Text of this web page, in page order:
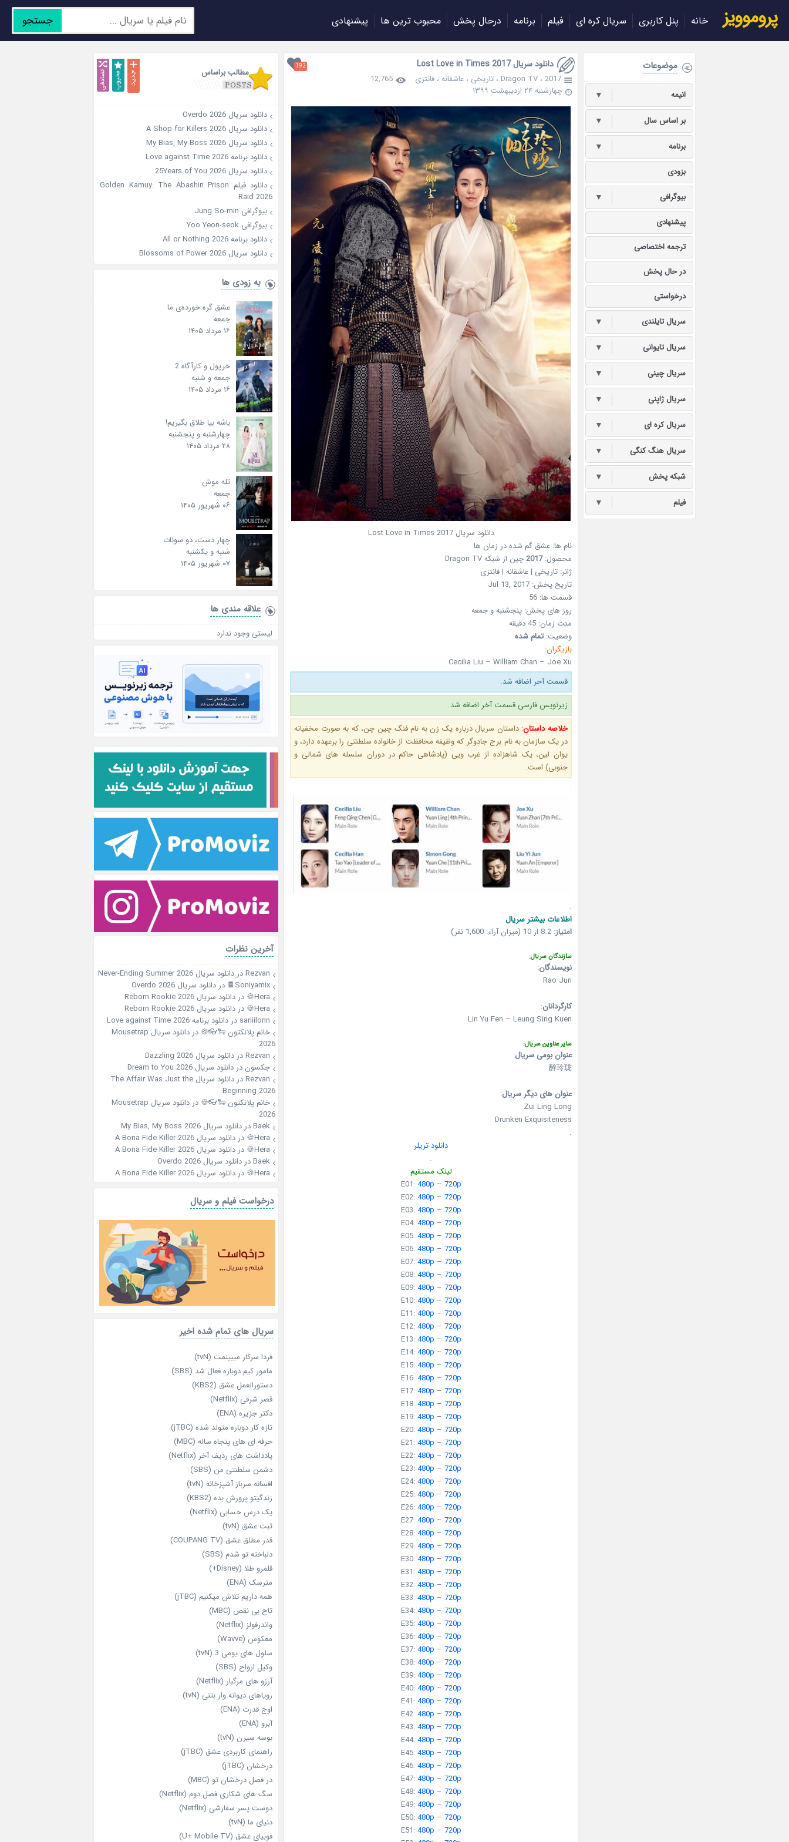
پروموویز خانه پنل کاربری سریال کره ای فیلم برنامه درحال پخش محبوب ترین ها پیشنهادی جستجو
دانلود سریال Lost Love in Times 2017 192
2017 ، Dragon TV ، تاریخی ، عاشقانه ، فانتزی
12,765
چهارشنبه ۲۴ اردیبهشت ۱۳۹۹
دانلود سریال Lost Love in Times 2017
نام ها: عشق گم شده در زمان ها
محصول:2017چین از شبکهDragon TV
ژانر: تاریخی | عاشقانه | فانتزی
تاریخ پخش: Jul 13, 2017
قسمت ها: 56
روز های پخش: پنجشنبه و جمعه
مدت زمان: 45 دقیقه
وضعیت:تمام شده
بازیگران:
Cecilia Liu – William Chan – Joe Xu
قسمت آحر اضافه شد.
زیرنویس فارسی قسمت آخر اضافه شد.
خلاصه داستان:داستان سریال درباره یک زن به نام فنگ چین چن، که به صورت مخفیانه
در یک سازمان به نام برج جادوگر که وظیفه محافظت از خانواده سلطنتی را برعهده دارد، و
یوان لین، یک شاهزاده از غرب ویی (پادشاهی حاکم در دوران سلسله های شمالی و
جنوبی) است.
.
.
اطلاعات بیشتر سریال
امتیاز: 8.2 از 10 (میزان آراء: 1,600 نفر)
سازندگان سریال:
نویسندگان:
Rao Jun
کارگردانان:
Lin Yu Fen – Leung Sing Kuen
سایر عناوین سریال:
عنوان بومی سریال:
醉玲珑
عنوان های دیگر سریال:
Zui Ling Long
Drunken Exquisiteness
.
دانلود تریلر
.
لینک مستقیم
E01:480p – 720p
E02:480p – 720p
E03:480p – 720p
E04:480p – 720p
E05:480p – 720p
E06:480p – 720p
E07:480p – 720p
E08:480p – 720p
E09:480p – 720p
E10:480p – 720p
E11:480p – 720p
E12:480p – 720p
E13:480p – 720p
E14:480p – 720p
E15:480p – 720p
E16:480p – 720p
E17:480p – 720p
E18:480p – 720p
E19:480p – 720p
E20:480p – 720p
E21:480p – 720p
E22:480p – 720p
E23:480p – 720p
E24:480p – 720p
E25:480p – 720p
E26:480p – 720p
E27:480p – 720p
E28:480p – 720p
E29:480p – 720p
E30:480p – 720p
E31:480p – 720p
E32:480p – 720p
E33:480p – 720p
E34:480p – 720p
E35:480p – 720p
E36:480p – 720p
E37:480p – 720p
E38:480p – 720p
E39:480p – 720p
E40:480p – 720p
E41:480p – 720p
E42:480p – 720p
E43:480p – 720p
E44:480p – 720p
E45:480p – 720p
E46:480p – 720p
E47:480p – 720p
E48:480p – 720p
E49:480p – 720p
E50:480p – 720p
E51:480p – 720p
موضوعات
انیمه ▼
بر اساس سال ▼
برنامه ▼
بزودی
بیوگرافی ▼
پیشنهادی
ترجمه اختصاصی
در حال پخش
درخواستی
سریال تایلندی ▼
سریال تایوانی ▼
سریال چینی ▼
سریال ژاپنی ▼
سریال کره ای ▼
سریال هنگ کنگی ▼
شبکه پخش ▼
فیلم ▼
مطالب براساس
دانلود سریال Overdo 2026
دانلود سریال A Shop for Killers 2026
دانلود سریال My Bias, My Boss 2026
دانلود برنامه Love against Time 2026
دانلود سریال 25Years of You 2026
دانلود فیلم Golden Kamuy: The Abashiri Prison
Raid 2026
بیوگرافی Jung So-min
بیوگرافی Yoo Yeon-seok
دانلود برنامه All or Nothing 2026
دانلود سریال Blossoms of Power 2026
به زودی ها
عشق گره خورده‌ی ما
جمعه
۱۶ مرداد ۱۴۰۵
خرپول و کارآگاه 2
جمعه و شنبه
۱۶ مرداد ۱۴۰۵
باشه بیا طلاق بگیریم!
چهارشنبه و پنجشنبه
۲۸ مرداد ۱۴۰۵
تله موش
جمعه
۰۶ شهریور ۱۴۰۵
چهار دست، دو سونات
شنبه و یکشنبه
۰۷ شهریور ۱۴۰۵
علاقه‌ مندی ها
لیستی وجود ندارد
آخرین نظرات
Rezvanدردانلود سریال Never-Ending Summer 2026
Soniyamix🍫
دردانلود سریال Overdo 2026
Hera🍪
دردانلود سریال Reborn Rookie 2026
Hera🍪
دردانلود سریال Reborn Rookie 2026
sariiilonn دردانلود برنامه Love against Time 2026
خانم پلانکتون 🐑👓🍪 در
دانلود سریال Mousetrap
2026
Rezvanدردانلود سریال Dazzling 2026
جکسون دردانلود سریال Dream to You 2026
Rezvanدر
دانلود سریال The Affair Was Just the
Beginning 2026
خانم پلانکتون 🐑👓🍪 در
دانلود سریال Mousetrap
2026
Baekدردانلود سریال My Bias, My Boss 2026
Hera🍪
دردانلود سریال A Bona Fide Killer 2026
Hera🍪
دردانلود سریال A Bona Fide Killer 2026
Baekدردانلود سریال Overdo 2026
Hera🍪
دردانلود سریال A Bona Fide Killer 2026
درخواست فیلم و سریال
سریال های تمام شده اخیر
فردا سرکار میبینمت (tvN)
مامور کیم دوباره فعال شد (SBS)
دستورالعمل عشق (KBS2)
قصر شرقی (Netflix)
دکتر جزیره (ENA)
تازه‌ کار دوباره‌ متولد شده (jTBC)
حرفه‌ ای‌ های پنجاه‌ ساله (MBC)
یادداشت‌ های ردیف آخر (Netflix)
دشمن سلطنتی من (SBS)
افسانه سرباز آشپزخانه (tvN)
زندگیتو پرورش بده (KBS2)
یک درس حسابی (Netflix)
ثبت عشق (tvN)
قدر مطلق عشق (COUPANG TV)
دلباخته تو شدم (SBS)
قلمرو طلا (Disney+)
مترسک (ENA)
همه داریم تلاش میکنیم (jTBC)
تاج بی‌ نقص (MBC)
واندرفولز (Netflix)
معکوس (Wavve)
سلول های یومی 3 (tvN)
وکیل ارواح (SBS)
آرزو های مرگبار (Netflix)
رویاهای دیوانه‌ وار بتنی (tvN)
اوج قدرت (ENA)
آبرو (ENA)
بوسه سیرن (tvN)
راهنمای کاربردی عشق (jTBC)
درخشان (jTBC)
در فصل درخشان تو (MBC)
سگ های شکاری فصل دوم (Netflix)
دوست‌ پسر سفارشی (Netflix)
دنیای ما (tvN)
فوبیای عشق (U+ Mobile TV)